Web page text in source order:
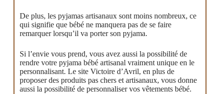
De plus, les pyjamas artisanaux sont moins nombreux, ce
qui signifie que bébé ne manquera pas de se faire
remarquer lorsqu’il va porter son pyjama.
Si l’envie vous prend, vous avez aussi la possibilité de
rendre votre pyjama bébé artisanal vraiment unique en le
personnalisant. Le site Victoire d’Avril, en plus de
proposer des produits pas chers et artisanaux, vous donne
aussi la possibilité de personnaliser vos vêtements bébé.